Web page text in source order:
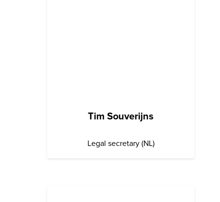
Tim Souverijns
Legal secretary (NL)